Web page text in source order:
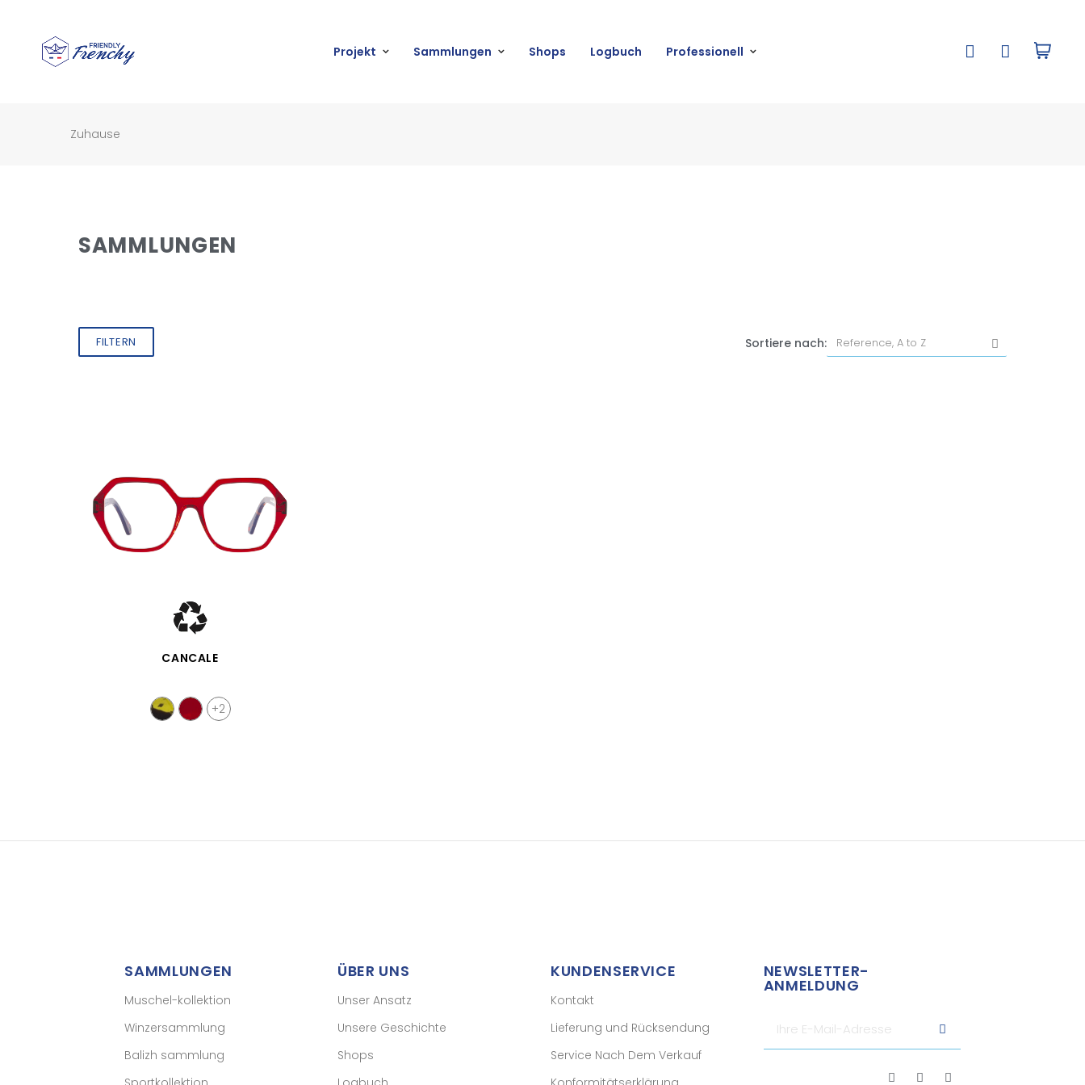
Projekt Sammlungen Shops Logbuch Professionell
Zuhause
SAMMLUNGEN
FILTERN Sortiere nach:
SCHNELLANSICHT
CANCALE
+2
SAMMLUNGEN
Muschel-kollektion
Winzersammlung
Balizh sammlung
ÜBER UNS
Unser Ansatz
Unsere Geschichte
Shops
KUNDENSERVICE
Kontakt
Lieferung und Rücksendung
Service Nach Dem Verkauf
NEWSLETTER-
ANMELDUNG